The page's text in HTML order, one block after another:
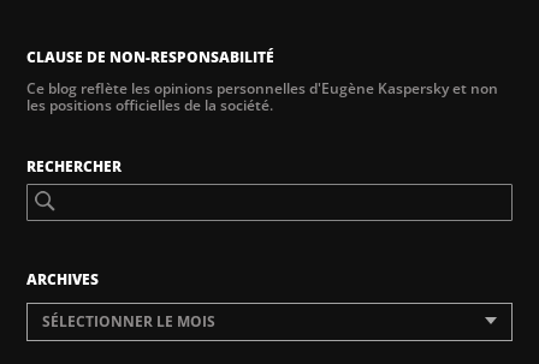
CLAUSE DE NON-RESPONSABILITÉ
Ce blog reflète les opinions personnelles d'Eugène Kaspersky et non
les positions officielles de la société.
RECHERCHER
ARCHIVES
SÉLECTIONNER LE MOIS